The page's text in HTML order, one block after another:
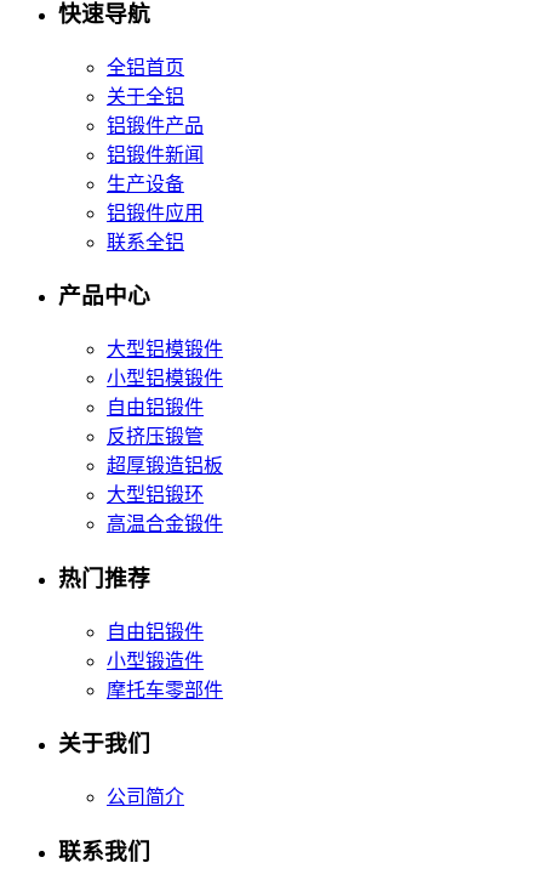
快速导航
全铝首页
关于全铝
铝锻件产品
铝锻件新闻
生产设备
铝锻件应用
联系全铝
产品中心
大型铝模锻件
小型铝模锻件
自由铝锻件
反挤压锻管
超厚锻造铝板
大型铝锻环
高温合金锻件
热门推荐
自由铝锻件
小型锻造件
摩托车零部件
关于我们
公司简介
联系我们